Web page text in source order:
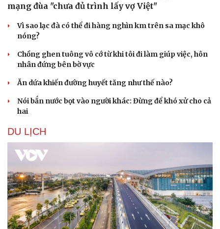
mạng đùa "chưa đủ trình lấy vợ Việt"
Vì sao lạc đà có thể đi hàng nghìn km trên sa mạc khô
nóng?
Chồng ghen tuông vô cớ từ khi tôi đi làm giúp việc, hôn
nhân đứng bên bờ vực
Ăn dứa khiến đường huyết tăng như thế nào?
Nói bắn nước bọt vào người khác: Đừng để khó xử cho cả
hai
DU LỊCH